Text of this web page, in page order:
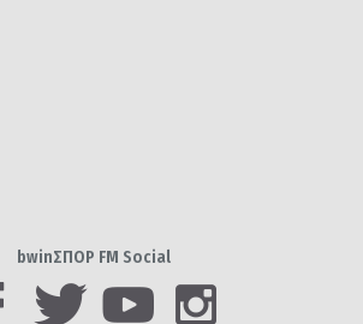
bwinΣΠΟΡ FM Social